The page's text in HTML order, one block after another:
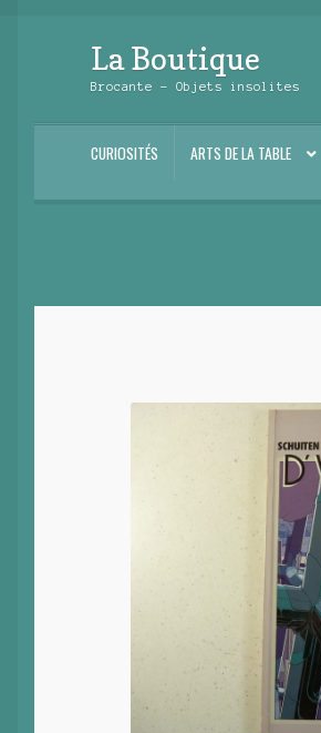
Aller
à
navigation
Aller
au
La Boutique
Brocante – Objets insolites
CURIOSITÉS ARTS DE LA TABLE